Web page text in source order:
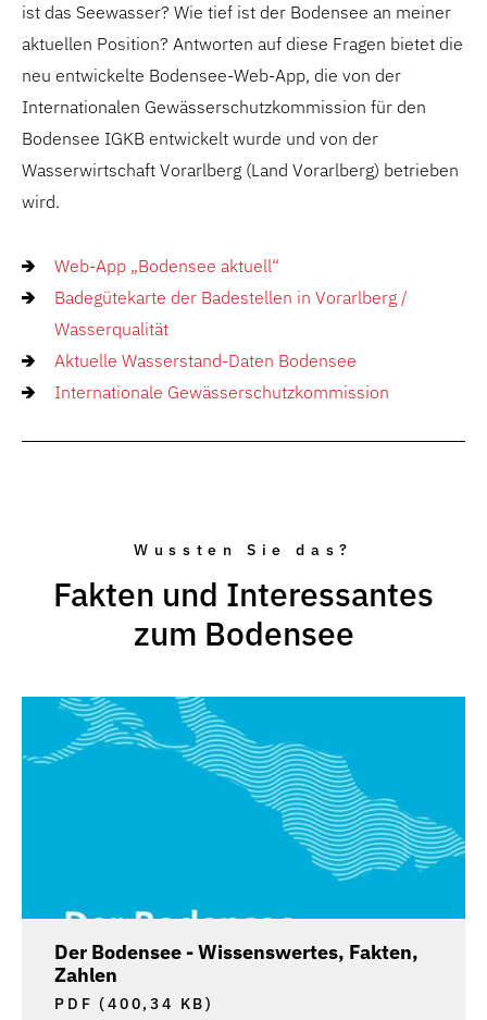
ist das Seewasser? Wie tief ist der Bodensee an meiner
aktuellen Position? Antworten auf diese Fragen bietet die
neu entwickelte Bodensee-Web-App, die von der
Internationalen Gewässerschutzkommission für den
Bodensee IGKB entwickelt wurde und von der
Wasserwirtschaft Vorarlberg (Land Vorarlberg) betrieben
wird.
Web-App „Bodensee aktuell“
Badegütekarte der Badestellen in Vorarlberg /
Wasserqualität
Aktuelle Wasserstand-Daten Bodensee
Internationale Gewässerschutzkommission
Wussten Sie das?
Fakten und Interessantes
zum Bodensee
Der Bodensee - Wissenswertes, Fakten,
Zahlen
PDF (400,34 KB)